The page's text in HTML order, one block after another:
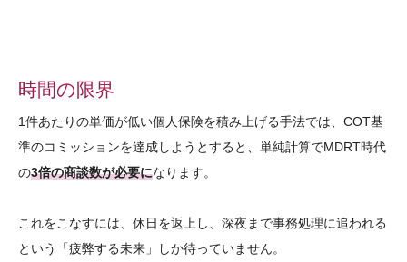
時間の限界
1件あたりの単価が低い個人保険を積み上げる手法では、COT基
準のコミッションを達成しようとすると、単純計算でMDRT時代
の3倍の商談数が必要になります。
これをこなすには、休日を返上し、深夜まで事務処理に追われる
という「疲弊する未来」しか待っていません。